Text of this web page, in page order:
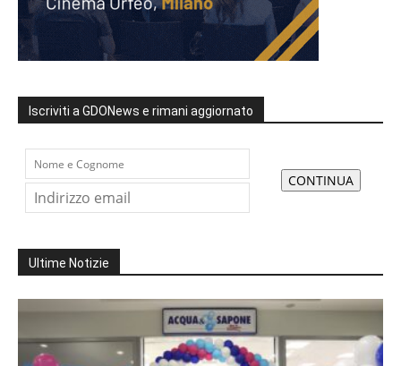
Iscriviti a GDONews e rimani aggiornato
Ultime Notizie